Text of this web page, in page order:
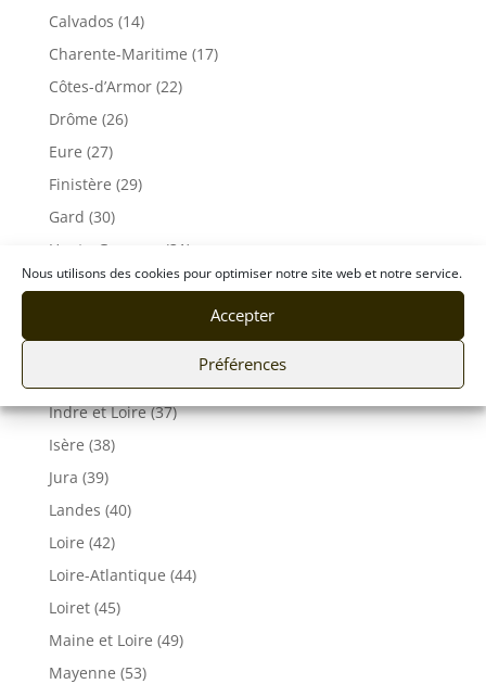
Nous utilisons des cookies pour optimiser notre site web et notre service.
Accepter
Préférences
Calvados (14)
Charente-Maritime (17)
Côtes-d’Armor (22)
Drôme (26)
Eure (27)
Finistère (29)
Gard (30)
Haute-Garonne (31)
Gers (32)
Hérault (34)
Indre et Loire (37)
Isère (38)
Jura (39)
Landes (40)
Loire (42)
Loire-Atlantique (44)
Loiret (45)
Maine et Loire (49)
Mayenne (53)